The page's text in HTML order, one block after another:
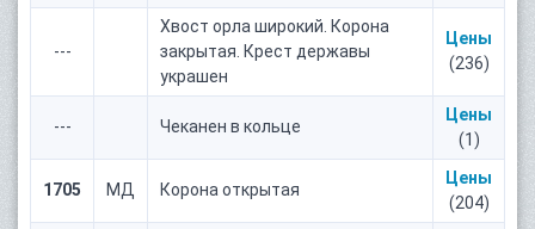
---
Хвост орла широкий. Корона
закрытая. Крест державы
украшен
Цены
(236)
--- Чеканен в кольце
Цены
(1)
1705 МД Корона открытая
Цены
(204)